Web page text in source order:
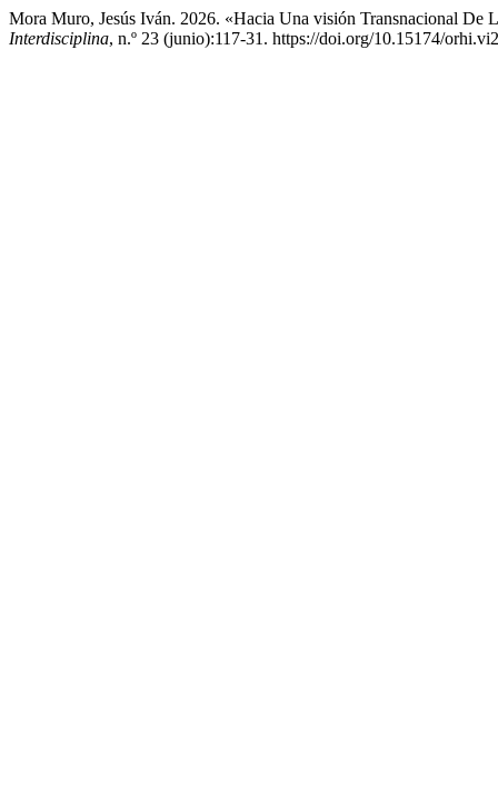
Mora Muro, Jesús Iván. 2026. «Hacia Una visión Transnacional De
Interdisciplina, n.º 23 (junio):117-31. https://doi.org/10.15174/